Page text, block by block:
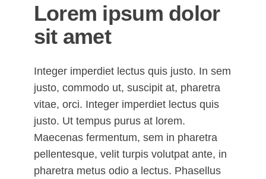
Lorem ipsum dolor
sit amet
Integer imperdiet lectus quis justo. In sem
justo, commodo ut, suscipit at, pharetra
vitae, orci. Integer imperdiet lectus quis
justo. Ut tempus purus at lorem.
Maecenas fermentum, sem in pharetra
pellentesque, velit turpis volutpat ante, in
pharetra metus odio a lectus. Phasellus